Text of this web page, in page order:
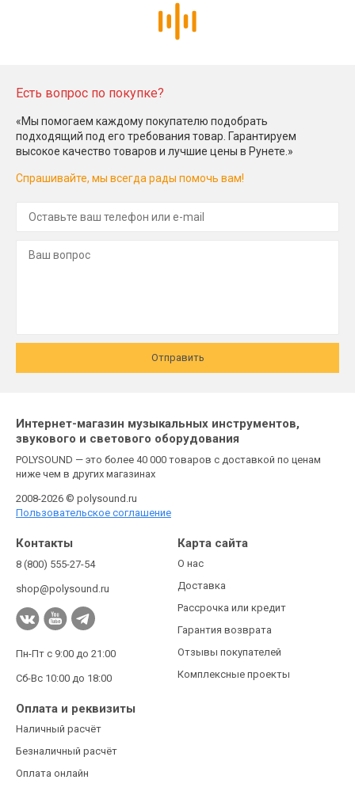
Есть вопрос по покупке?
«Мы помогаем каждому покупателю подобрать
подходящий под его требования товар. Гарантируем
высокое качество товаров и лучшие цены в Рунете.»
Спрашивайте, мы всегда рады помочь вам!
Отправить
Интернет-магазин музыкальных инструментов,
звукового и светового оборудования
POLYSOUND — это более 40 000 товаров с доставкой по ценам
ниже чем в других магазинах
2008-2026 © polysound.ru
Пользовательское соглашение
Контакты
8 (800) 555-27-54
shop@polysound.ru
Пн-Пт с 9:00 до 21:00
Сб-Вс 10:00 до 18:00
Карта сайта
О нас
Доставка
Рассрочка или кредит
Гарантия возврата
Отзывы покупателей
Комплексные проекты
Оплата и реквизиты
Наличный расчёт
Безналичный расчёт
Оплата онлайн